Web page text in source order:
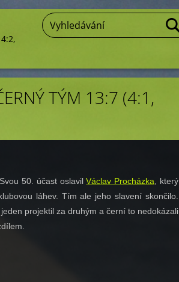
TÝM 13:7 (4:1,
50. účast oslavilVáclav Procházka , který
láhev. Tím ale jeho slavení skončilo.
projektil za druhým a černí to nedokázali